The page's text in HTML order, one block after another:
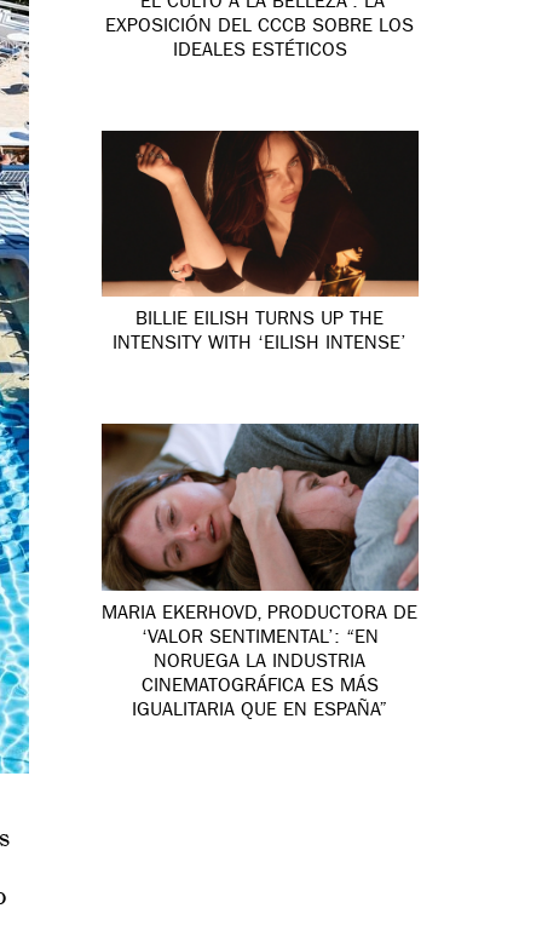
EXPOSICIÓN DEL CCCB SOBRE LOS
IDEALES ESTÉTICOS
BILLIE EILISH TURNS UP THE
INTENSITY WITH ‘EILISH INTENSE’
MARIA EKERHOVD, PRODUCTORA DE
‘VALOR SENTIMENTAL’: “EN
NORUEGA LA INDUSTRIA
CINEMATOGRÁFICA ES MÁS
IGUALITARIA QUE EN ESPAÑA”